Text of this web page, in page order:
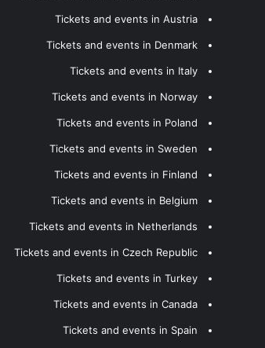
Tickets and events in Austria
Tickets and events in Denmark
Tickets and events in Italy
Tickets and events in Norway
Tickets and events in Poland
Tickets and events in Sweden
Tickets and events in Finland
Tickets and events in Belgium
Tickets and events in Netherlands
Tickets and events in Czech Republic
Tickets and events in Turkey
Tickets and events in Canada
Tickets and events in Spain